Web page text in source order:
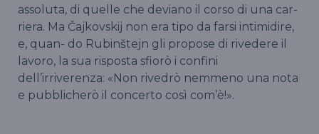
assoluta, di quelle che deviano il corso di una car-
riera. Ma Čajkovskij non era tipo da farsi intimidire,
e, quan- do Rubinštejn gli propose di rivedere il
lavoro, la sua risposta sfiorò i confini
dell’irriverenza: «Non rivedrò nemmeno una nota
e pubblicherò il concerto così com’è!».